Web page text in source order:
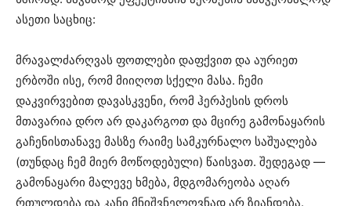
ასეთი საცხიც:
მრავალძარღვას ფოთლები დაფქვით და აურიეთ
ერბოში ისე, რომ მიიღოთ სქელი მასა. ჩემი
დაკვირვებით დავასკვენი, რომ ჰერპესის დროს
მთავარია დრო არ დაკარგოთ და მცირე გამონაყარის
გაჩენისთანავე მასზე რაიმე სამკურნალო საშუალება
(თუნდაც ჩემ მიერ მოწოდებული) წაისვათ. შედეგად —
გამონაყარი მალევე ხმება, მდგომარეობა აღარ
რთულდება და კანი მნიშვნელოვნად არ ზიანდება.